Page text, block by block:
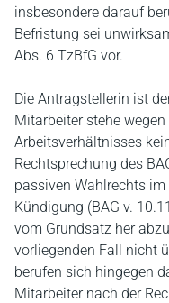
insbesondere darauf
Befristung sei
Abs. 6 TzBfG vor.
Die Antragstellerin ist
Mitarbeiter stehe
Arbeitsverhältnisses
Rechtsprechung des
passiven Wahlrechts
Kündigung (BAG v.
vom Grundsatz her
vorliegenden Fall nicht
berufen sich hingegen
Mitarbeiter nach der